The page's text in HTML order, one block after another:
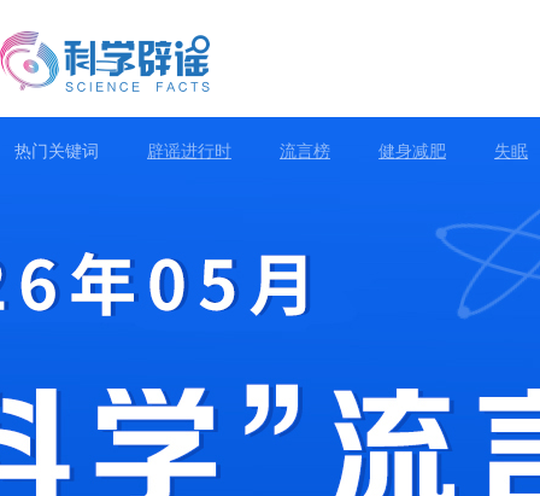
热门关键词 辟谣进行时 流言榜 健身减肥 失眠